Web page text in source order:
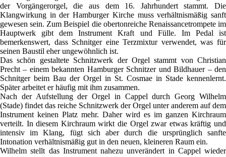
der Vorgängerorgel, die aus dem 16. Jahrhundert stammt. Die
Klangwirkung in der Hamburger Kirche muss verhältnismäßig sanft
gewesen sein. Zum Beispiel die obertonreiche Renaissancetrompete im
Hauptwerk gibt dem Instrument Kraft und Fülle. Im Pedal ist
bemerkenswert, dass Schnitger eine Terzmixtur verwendet, was für
seinen Baustil eher ungewöhnlich ist.
Das schön gestaltete Schnitzwerk der Orgel stammt von Christian
Precht – einem bekannten Hamburger Schnitzer und Bildhauer – den
Schnitger beim Bau der Orgel in St. Cosmae in Stade kennenlernt.
Später arbeitet er häufig mit ihm zusammen.
Nach der Aufstellung der Orgel in Cappel durch Georg Wilhelm
(Stade) findet das reiche Schnitzwerk der Orgel unter anderem auf dem
Instrument keinen Platz mehr. Daher wird es im ganzen Kirchraum
verteilt. In diesem Kirchraum wirkt die Orgel zwar etwas kräftig und
intensiv im Klang, fügt sich aber durch die ursprünglich sanfte
Intonation verhältnismäßig gut in den neuen, kleineren Raum ein.
Wilhelm stellt das Instrument nahezu unverändert in Cappel wieder